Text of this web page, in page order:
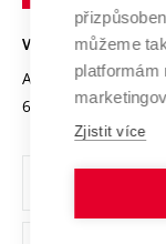
Projekty
Projekty ze
Specifický výzkum
Univerzitní sítě
Bezpečná
Vyznamenání
Organizační
Ochrana osobních
VYSOKÉ UČENÍ
Antonínská 548/1
602 00 Brno
můžeme
platformám
Zjistit více